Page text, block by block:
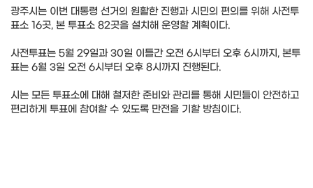
광주시는 이번 대통령 선거의 원활한 진행과 시민의 편의를 위해 사전투
표소 16곳, 본 투표소 82곳을 설치해 운영할 계획이다.
사전투표는 5월 29일과 30일 이틀간 오전 6시부터 오후 6시까지, 본투
표는 6월 3일 오전 6시부터 오후 8시까지 진행된다.
시는 모든 투표소에 대해 철저한 준비와 관리를 통해 시민들이 안전하고
편리하게 투표에 참여할 수 있도록 만전을 기할 방침이다.